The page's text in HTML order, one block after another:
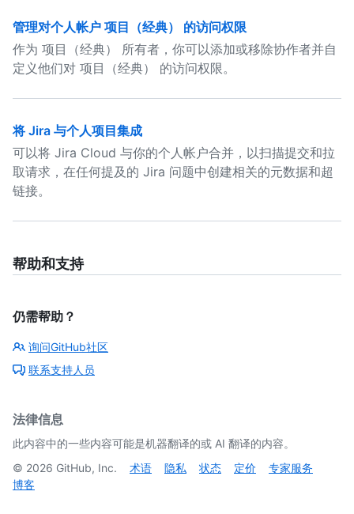
管理对个人帐户 项目（经典） 的访问权限
作为 项目（经典） 所有者，你可以添加或移除协作者并自
定义他们对 项目（经典） 的访问权限。
将 Jira 与个人项目集成
可以将 Jira Cloud 与你的个人帐户合并，以扫描提交和拉
取请求，在任何提及的 Jira 问题中创建相关的元数据和超
链接。
帮助和支持
仍需帮助？
询问GitHub社区
联系支持人员
法律信息
此内容中的一些内容可能是机器翻译的或 AI 翻译的内容。
© 2026 GitHub, Inc. 术语 隐私 状态 定价
专家服务
博客